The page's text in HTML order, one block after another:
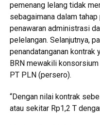
pemenang lelang tidak
sebagaimana dalam
penawaran administrasi
pelelangan. Selanjutnya,
penandatanganan kontrak
BRN mewakili
PT PLN (persero).
“Dengan nilai kontrak
atau sekitar Rp1,2 T